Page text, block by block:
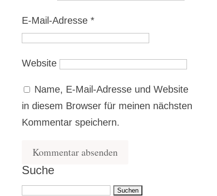
E-Mail-Adresse *
Website
Name, E-Mail-Adresse und Website
in diesem Browser für meinen nächsten
Kommentar speichern.
Suche
Suchen